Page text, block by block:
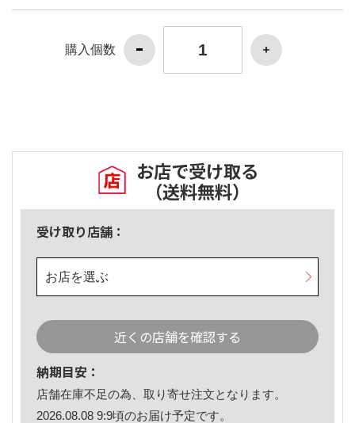
購入個数
お店で受け取る
（送料無料）
受け取り店舗：
お店を選ぶ
近くの店舗を確認する
納期目安：
店舗在庫不足の為、取り寄せ注文となります。
2026.08.08 9:9頃のお届け予定です。